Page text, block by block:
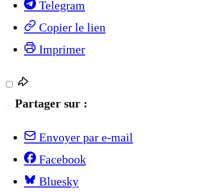
Telegram
Copier le lien
Imprimer
Partager sur :
Envoyer par e-mail
Facebook
Bluesky